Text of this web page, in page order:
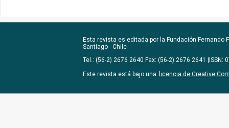
Esta revista es editada por la Fundación Fernando
Santiago - Chile
Tel.: (56-2) 2676 2640 Fax: (56-2) 2676 2641 |ISSN:
Este revista está bajo una
licencia de Creative